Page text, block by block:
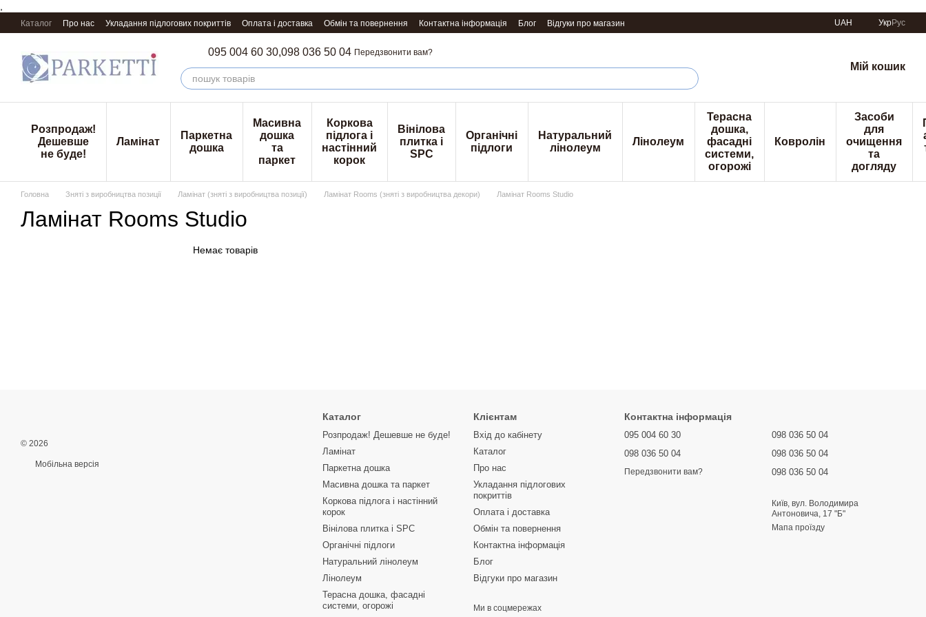
Перейти к основному контенту
Каталог Про нас Укладання підлогових покриттів Оплата і доставка Обмін та повернення Контактна інформація Блог Відгуки про магазин UAH УкрРус
095 004 60 30,098 036 50 04 Передзвонити вам?
Мій кошик
Розпродаж!
Дешевше
не буде!
Ламінат
Паркетна
дошка
Масивна
дошка
та
паркет
Коркова
підлога і
настінний
корок
Вінілова
плитка і
SPC
Органічні
підлоги
Натуральний
лінолеум
Лінолеум
Терасна
дошка,
фасадні
системи,
огорожі
Ковролін
Засоби
для
очищення
та
догляду
Головна Зняті з виробництва позиції Ламінат (зняті з виробництва позиції) Ламінат Rooms (зняті з виробництва декори) Ламінат Rooms Studio
Ламінат Rooms Studio
Немає товарів
© 2026
Мобільна версія
Каталог
Розпродаж! Дешевше не буде!
Ламінат
Паркетна дошка
Масивна дошка та паркет
Коркова підлога і настінний
корок
Вінілова плитка і SPC
Органічні підлоги
Натуральний лінолеум
Лінолеум
Терасна дошка, фасадні
системи, огорожі
Клієнтам
Вхід до кабінету
Каталог
Про нас
Укладання підлогових
покриттів
Оплата і доставка
Обмін та повернення
Контактна інформація
Блог
Відгуки про магазин
Ми в соцмережах
Контактна інформація
095 004 60 30
098 036 50 04
Передзвонити вам?
098 036 50 04
098 036 50 04
098 036 50 04
Київ, вул. Володимира
Антоновича, 17 "Б"
Мапа проїзду